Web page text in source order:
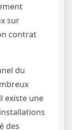
sur
contrat
du
existe une
des